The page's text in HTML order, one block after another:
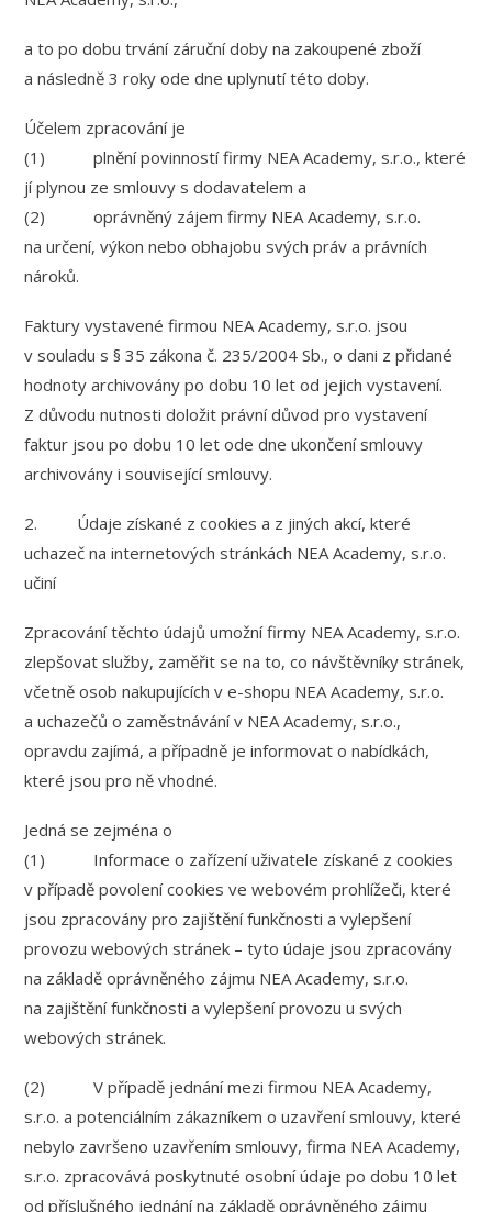
a to po dobu trvání záruční doby na zakoupené zboží
a následně 3 roky ode dne uplynutí této doby.
Účelem zpracování je
(1) plnění povinností firmy NEA Academy, s.r.o., které
jí plynou ze smlouvy s dodavatelem a
(2) oprávněný zájem firmy NEA Academy, s.r.o.
na určení, výkon nebo obhajobu svých práv a právních
nároků.
Faktury vystavené firmou NEA Academy, s.r.o. jsou
v souladu s § 35 zákona č. 235/2004 Sb., o dani z přidané
hodnoty archivovány po dobu 10 let od jejich vystavení.
Z důvodu nutnosti doložit právní důvod pro vystavení
faktur jsou po dobu 10 let ode dne ukončení smlouvy
archivovány i související smlouvy.
2. Údaje získané z cookies a z jiných akcí, které
uchazeč na internetových stránkách NEA Academy, s.r.o.
učiní
Zpracování těchto údajů umožní firmy NEA Academy, s.r.o.
zlepšovat služby, zaměřit se na to, co návštěvníky stránek,
včetně osob nakupujících v e-shopu NEA Academy, s.r.o.
a uchazečů o zaměstnávání v NEA Academy, s.r.o.,
opravdu zajímá, a případně je informovat o nabídkách,
které jsou pro ně vhodné.
Jedná se zejména o
(1) Informace o zařízení uživatele získané z cookies
v případě povolení cookies ve webovém prohlížeči, které
jsou zpracovány pro zajištění funkčnosti a vylepšení
provozu webových stránek – tyto údaje jsou zpracovány
na základě oprávněného zájmu NEA Academy, s.r.o.
na zajištění funkčnosti a vylepšení provozu u svých
webových stránek.
(2) V případě jednání mezi firmou NEA Academy,
s.r.o. a potenciálním zákazníkem o uzavření smlouvy, které
nebylo završeno uzavřením smlouvy, firma NEA Academy,
s.r.o. zpracovává poskytnuté osobní údaje po dobu 10 let
od příslušného jednání na základě oprávněného zájmu